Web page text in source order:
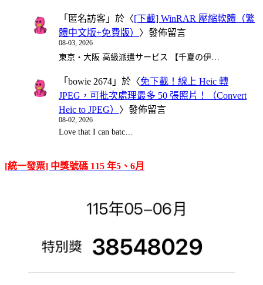
「 匿名訪客 」於〈[下載] WinRAR 壓縮軟體（繁
體中文版+免費版） 〉發佈留言
08-03, 2026
東京・大阪 高級派遣サービス 【千夏の伊…
「 bowie 2674 」於〈免下載！線上 Heic 轉
JPEG，可批次處理最多 50 張照片！（Convert
Heic to JPEG） 〉發佈留言
08-02, 2026
Love that I can batc…
[統一發票] 中獎號碼 115 年5、6月